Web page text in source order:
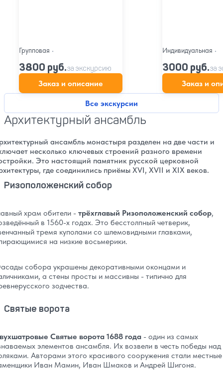
Все экскурсии
Групповая •
3800 руб.за экскурсию
Заказ и описание
Индивидуальная •
3000 руб.за
Заказ и
Архитектурный ансамбль
ансамбль монастыря разделен на две части и
несколько ключевых строений разного времени
Это настоящий памятник русской церковной
где соединились приёмы XVI, XVII и XIX веков.
Ризоположенский собор
храм обители - трёхглавый Ризоположенский собор,
в 1560-х годах. Это бесстолпный четверик,
тремя куполами со шлемовидными главками,
на низкие восьмерики.
собора украшены декоративными оконцами и
а стены просты и массивны - типично для
зодчества.
Святые ворота
Святые ворота 1688 года - один из самых
элементов ансамбля. Их возвели в честь победы над
Авторами этого красивого сооружения стали местные
Иван Мамин, Иван Шмаков и Андрей Шигоня.